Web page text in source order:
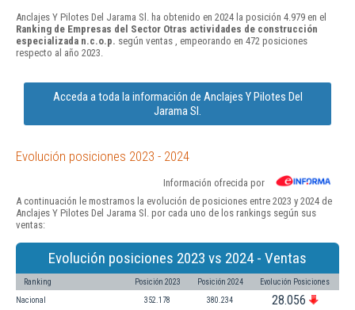
Anclajes Y Pilotes Del Jarama Sl. ha obtenido en 2024 la posición 4.979 en el
Ranking de Empresas del Sector Otras actividades de construcción
especializada n.c.o.p. según ventas , empeorando en 472 posiciones
respecto al año 2023.
Acceda a toda la información de Anclajes Y Pilotes Del
Jarama Sl.
Evolución posiciones 2023 - 2024
Información ofrecida por
A continuación le mostramos la evolución de posiciones entre 2023 y 2024 de
Anclajes Y Pilotes Del Jarama Sl. por cada uno de los rankings según sus
ventas:
Evolución posiciones 2023 vs 2024 - Ventas
Ranking Posición 2023 Posición 2024 Evolución Posiciones
Nacional 352.178 380.234 28.056